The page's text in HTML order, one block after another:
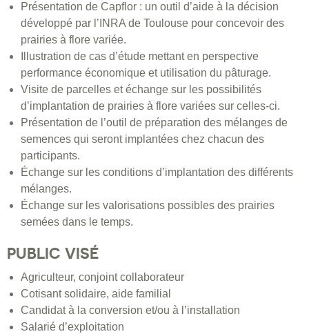
Présentation de Capflor : un outil d’aide à la décision
développé par l’INRA de Toulouse pour concevoir des
prairies à flore variée.
Illustration de cas d’étude mettant en perspective
performance économique et utilisation du pâturage.
Visite de parcelles et échange sur les possibilités
d’implantation de prairies à flore variées sur celles-ci.
Présentation de l’outil de préparation des mélanges de
semences qui seront implantées chez chacun des
participants.
Échange sur les conditions d’implantation des différents
mélanges.
Échange sur les valorisations possibles des prairies
semées dans le temps.
PUBLIC VISÉ
Agriculteur, conjoint collaborateur
Cotisant solidaire, aide familial
Candidat à la conversion et/ou à l’installation
Salarié d’exploitation